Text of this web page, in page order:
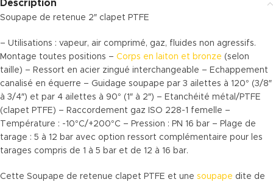
Description
Soupape de retenue 2″ clapet PTFE
– Utilisations : vapeur, air comprimé, gaz, fluides non agressifs.
Montage toutes positions – Corps en laiton et bronze (selon
taille) – Ressort en acier zingué interchangeable – Echappement
canalisé en équerre – Guidage soupape par 3 ailettes à 120° (3/8″
à 3/4″) et par 4 ailettes à 90° (1″ à 2″) – Etanchéité métal/PTFE
(clapet PTFE) – Raccordement gaz ISO 228-1 femelle –
Température : -10°C/+200°C – Pression : PN 16 bar – Plage de
tarage : 5 à 12 bar avec option ressort complémentaire pour les
tarages compris de 1 à 5 bar et de 12 à 16 bar.
Cette Soupape de retenue clapet PTFE et une soupape dite de